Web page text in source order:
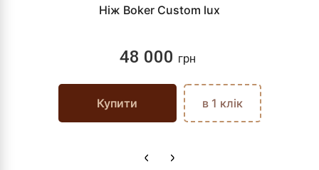
Ніж Boker Custom lux
48 000 грн
Купити в 1 клік